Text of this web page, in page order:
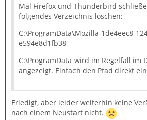
Mal Firefox und Thunderbird
folgendes Verzeichnis löschen:
C:\ProgramData\Mozilla-1de4eec8-
e594e8d1fb38
C:\ProgramData wird im Regelfall im
angezeigt. Einfach den Pfad direkt
Erledigt, aber leider weiterhin keine
nach einem Neustart nicht.